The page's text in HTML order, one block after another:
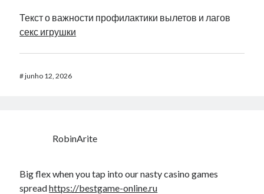
Текст о важности профилактики вылетов и лагов
секс игрушки
#junho 12, 2026
RobinArite
Big flex when you tap into our nasty casino games
spreadhttps://bestgame-online.ru